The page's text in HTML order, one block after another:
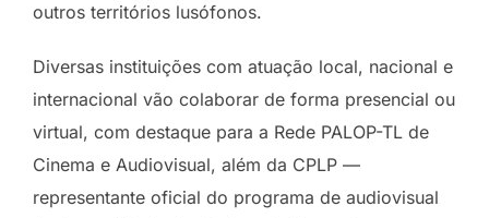
outros territórios lusófonos.
Diversas instituições com atuação local, nacional e
internacional vão colaborar de forma presencial ou
virtual, com destaque para a Rede PALOP-TL de
Cinema e Audiovisual, além da CPLP —
representante oficial do programa de audiovisual